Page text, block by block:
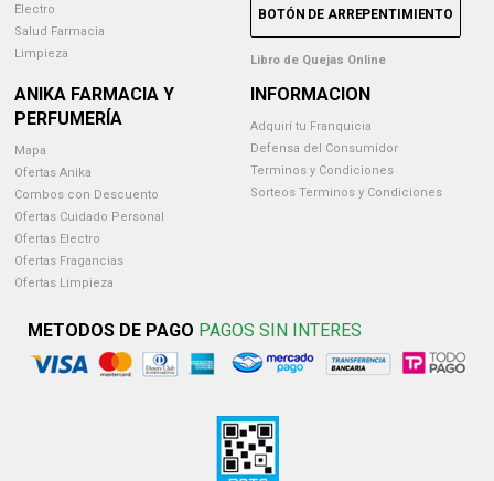
Electro
Salud Farmacia
Limpieza
BOTÓN DE ARREPENTIMIENTO
Libro de Quejas Online
ANIKA FARMACIA Y
PERFUMERÍA
Mapa
Ofertas Anika
Combos con Descuento
Ofertas Cuidado Personal
Ofertas Electro
Ofertas Fragancias
Ofertas Limpieza
INFORMACION
Adquirí tu Franquicia
Defensa del Consumidor
Terminos y Condiciones
Sorteos Terminos y Condiciones
METODOS DE PAGO PAGOS SIN INTERES